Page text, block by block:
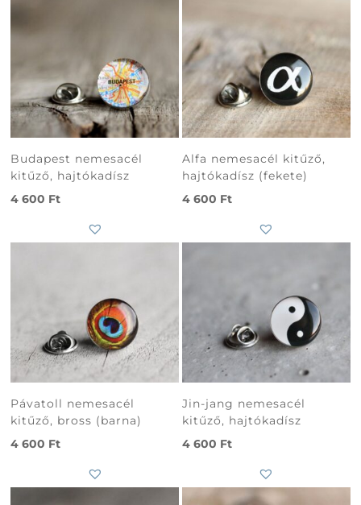
Budapest nemesacél
kitűző, hajtókadísz
4 600 Ft
Alfa nemesacél kitűző,
hajtókadísz (fekete)
4 600 Ft
Pávatoll nemesacél
kitűző, bross (barna)
4 600 Ft
Jin-jang nemesacél
kitűző, hajtókadísz
4 600 Ft